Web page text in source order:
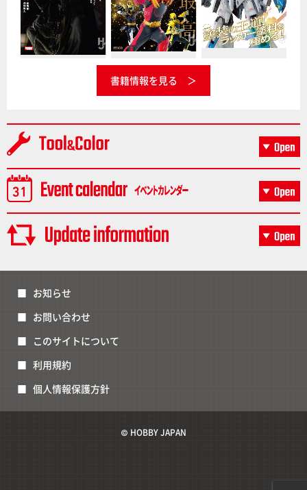
書籍情報を見る
お知らせ
お問い合わせ
このサイトについて
利用規約
個人情報保護方針
© HOBBY JAPAN